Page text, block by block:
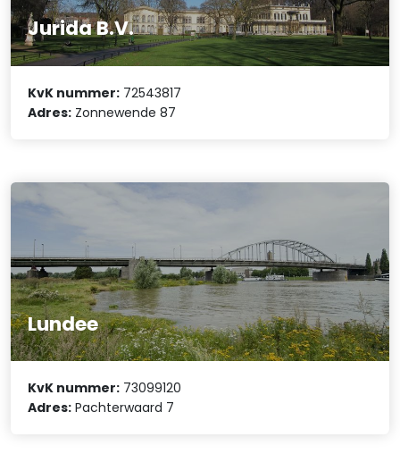
Jurida B.V.
KvK nummer: 72543817
Adres: Zonnewende 87
Lundee
KvK nummer: 73099120
Adres: Pachterwaard 7